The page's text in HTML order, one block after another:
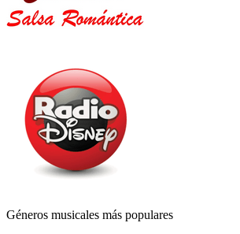
Géneros musicales más populares